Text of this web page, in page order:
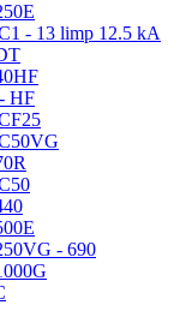
- 13 limp 12.5 kA
HF
- 690